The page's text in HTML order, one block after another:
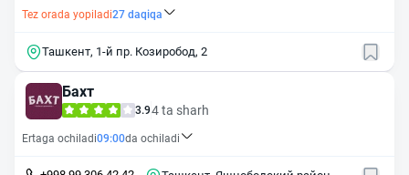
Tez orada yopiladi27 daqiqa
Ташкент, 1-й пр. Козиробод, 2
Бахт
3.94 ta sharh
Ertaga ochiladi09:00da ochiladi